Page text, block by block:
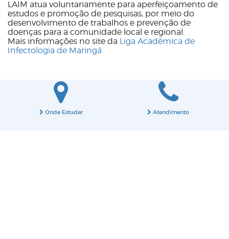
LAIM atua voluntariamente para aperfeiçoamento de
estudos e promoção de pesquisas, por meio do
desenvolvimento de trabalhos e prevenção de
doenças para a comunidade local e regional.
Mais informações no site da Liga Acadêmica de
Infectologia de Maringá
Onde Estudar Atendimento